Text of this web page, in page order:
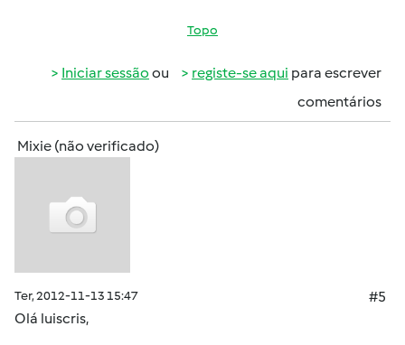
Topo
Iniciar sessão ou registe-se aqui para escrever
comentários
Mixie (não verificado)
Ter, 2012-11-13 15:47
#5
Olá luiscris,